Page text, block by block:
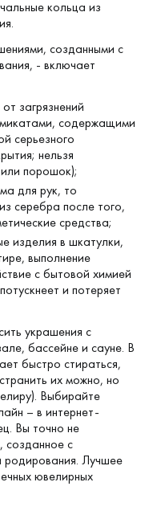
кольца из
созданными с
- включает
загрязнений
содержащими
серьезного
нельзя
порошок);
для рук, то
серебра после того,
средства;
изделия в шкатулки,
выполнение
с бытовой химией
и потеряет
украшения с
бассейне и сауне. В
быстро стираться,
их можно, но
Выбирайте
– в интернет-
Вы точно не
созданное с
родирования. Лучшее
ювелирных